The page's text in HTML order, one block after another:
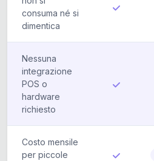
consuma né si
dimentica
Nessuna
integrazione
POS o
hardware
richiesto
Costo mensile
per piccole